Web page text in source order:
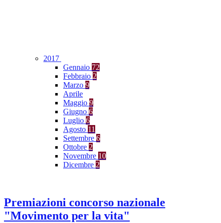
2017
Gennaio 72
Febbraio 2
Marzo 9
Aprile
Maggio 9
Giugno 6
Luglio 6
Agosto 11
Settembre 6
Ottobre 2
Novembre 10
Dicembre 2
Premiazioni concorso nazionale
"Movimento per la vita"